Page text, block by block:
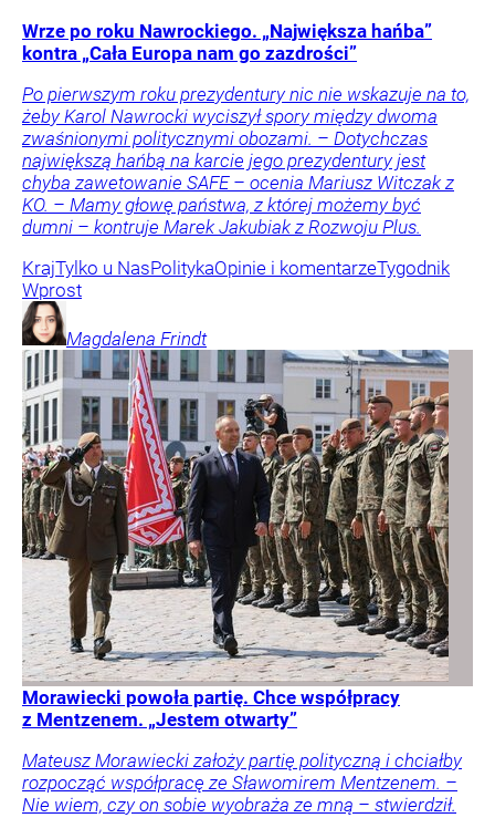
Wrze po roku Nawrockiego. „Największa hańba”
kontra „Cała Europa nam go zazdrości”
Po pierwszym roku prezydentury nic nie wskazuje na to,
żeby Karol Nawrocki wyciszył spory między dwoma
zwaśnionymi politycznymi obozami. – Dotychczas
największą hańbą na karcie jego prezydentury jest
chyba zawetowanie SAFE – ocenia Mariusz Witczak z
KO. – Mamy głowę państwa, z której możemy być
dumni – kontruje Marek Jakubiak z Rozwoju Plus.
KrajTylko u NasPolitykaOpinie i komentarzeTygodnik
Wprost
Magdalena Frindt
Morawiecki powoła partię. Chce współpracy
z Mentzenem. „Jestem otwarty”
Mateusz Morawiecki założy partię polityczną i chciałby
rozpocząć współpracę ze Sławomirem Mentzenem. –
Nie wiem, czy on sobie wyobraża ze mną – stwierdził.